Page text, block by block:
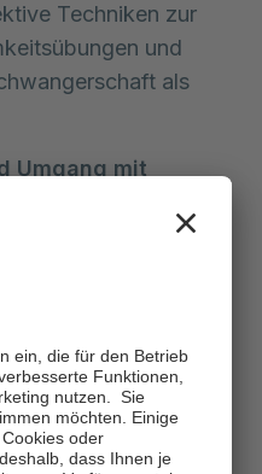
Techniken zur
und
als
Umgang mit
von
Geburt unterscheidet
Ein wichtiger
von
Ein
Wir